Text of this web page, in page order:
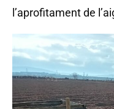
l’aprofitament de